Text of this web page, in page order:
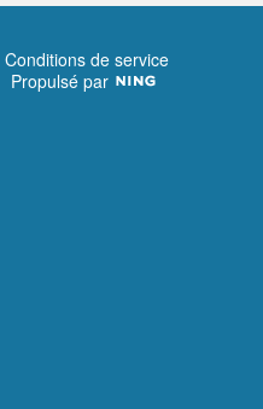
Conditions de service
Propulsé par